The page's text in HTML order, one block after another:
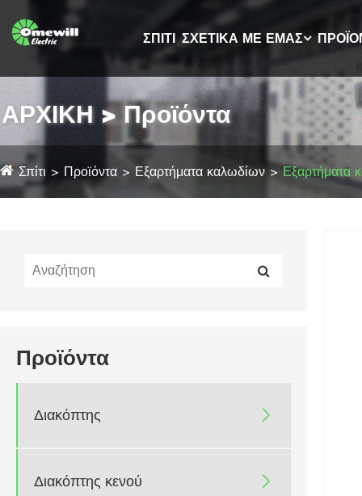
ΣΠΊΤΙ ΣΧΕΤΙΚΆ ΜΕ ΕΜΆΣ
ΑΡΧΙΚΗ > Προϊόντα
Σπίτι Προϊόντα Εξαρτήματα καλωδίων Εξαρτήματα
Προϊόντα
Διακόπτης 
Διακόπτης κενού 